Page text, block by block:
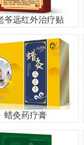
爷远红外治疗贴
蜡灸药疗膏